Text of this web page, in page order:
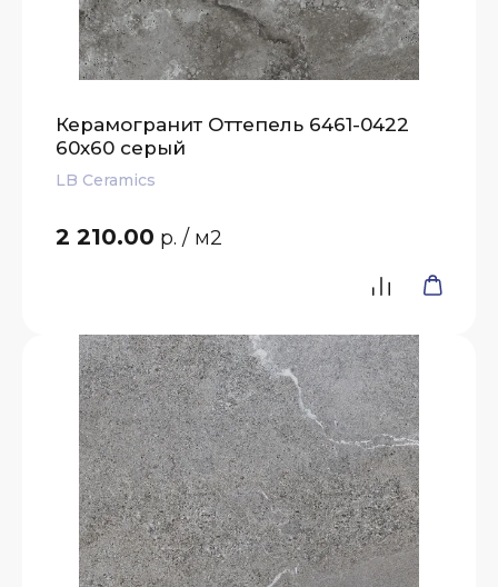
Керамогранит Оттепель 6461-0422
60х60 серый
LB Ceramics
2 210.00 р. / м2